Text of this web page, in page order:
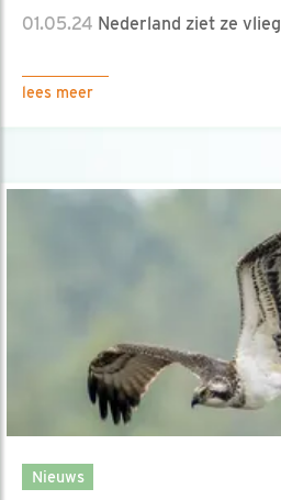
01.05.24 Nederland ziet ze
lees meer
Nieuws